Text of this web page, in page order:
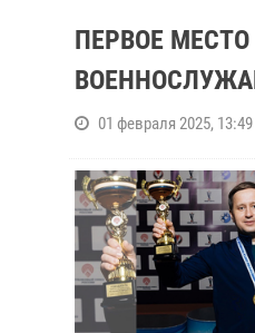
ПЕРВОЕ
01 февраля 2025, 13:49